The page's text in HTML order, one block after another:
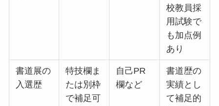
校教員採
用試験で
も加点例
あり
書道展の
入選歴
特技欄ま
たは別枠
で補足可
自己PR
欄など
書道歴の
実績とし
て補足的